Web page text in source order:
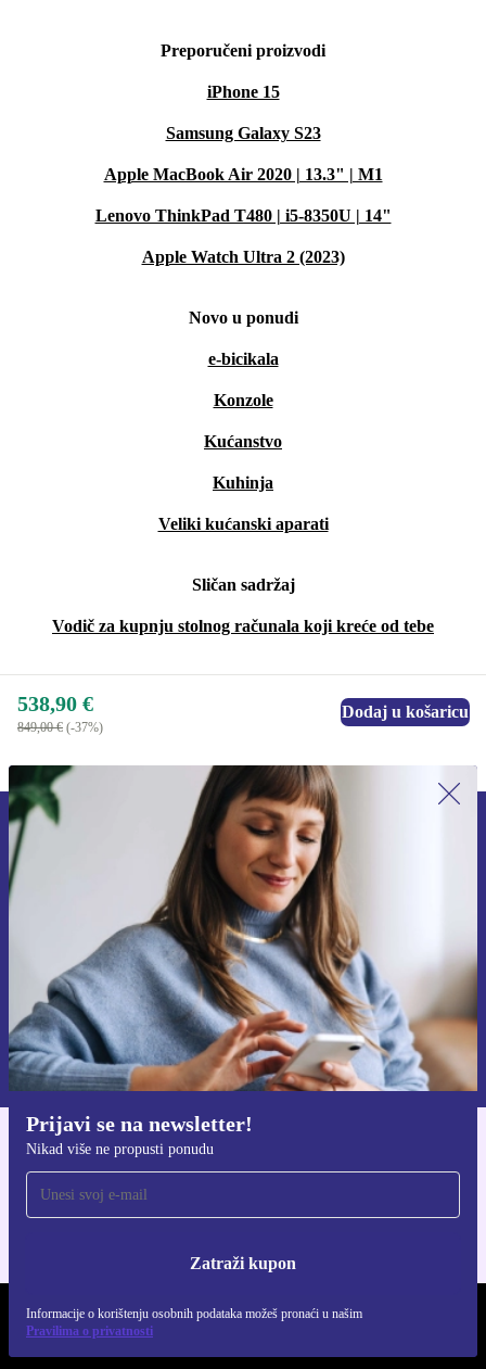
Preporučeni proizvodi
iPhone 15
Samsung Galaxy S23
Apple MacBook Air 2020 | 13.3" | M1
Lenovo ThinkPad T480 | i5-8350U | 14"
Apple Watch Ultra 2 (2023)
Novo u ponudi
e-bicikala
Konzole
Kućanstvo
Kuhinja
Veliki kućanski aparati
Sličan sadržaj
Vodič za kupnju stolnog računala koji kreće od tebe
538,90 €
849,00 € (-37%)
Dodaj u košaricu
Prijavi se na newsletter!
Nikad više ne propusti ponudu
Zatraži kupon
Informacije o korištenju osobnih podataka možeš pronaći u našim
Pravilima o privatnosti
Prijavi se na newsletter!
Nikad više ne propusti ponudu.
Zatraži kupon
Informacije o korištenju osobnih podataka možeš pronaći u našim
Pravilima privatnosti.
Preuzmi refurbed aplikaciju
REFURBED HRVATSKA - RETHINK NEW.